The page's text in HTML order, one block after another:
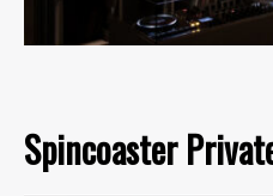
Spincoaster